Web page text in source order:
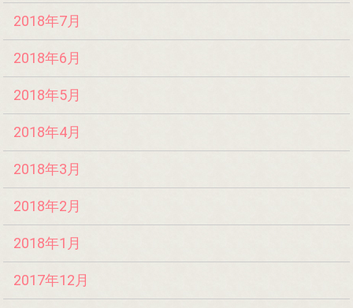
2018年7月
2018年6月
2018年5月
2018年4月
2018年3月
2018年2月
2018年1月
2017年12月